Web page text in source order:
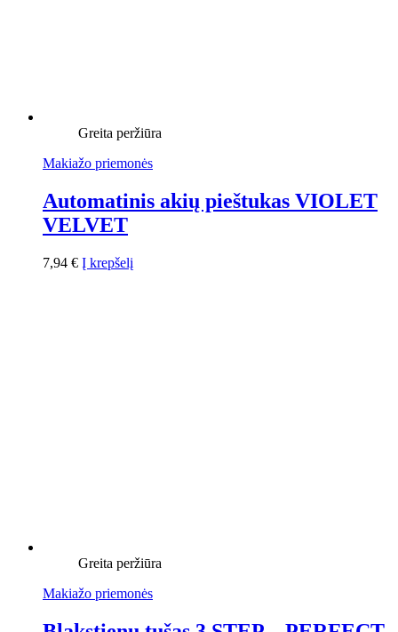
Greita peržiūra
Makiažo priemonės
Automatinis akių pieštukas VIOLET
VELVET
7,94 € Į krepšelį
Greita peržiūra
Makiažo priemonės